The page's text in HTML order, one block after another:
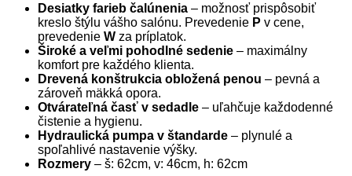
Desiatky farieb čalúnenia – možnosť prispôsobiť
kreslo štýlu vášho salónu. Prevedenie P v cene,
prevedenie W za príplatok.
Široké a veľmi pohodlné sedenie – maximálny
komfort pre každého klienta.
Drevená konštrukcia obložená penou – pevná a
zároveň mäkká opora.
Otvárateľná časť v sedadle – uľahčuje každodenné
čistenie a hygienu.
Hydraulická pumpa v štandarde – plynulé a
spoľahlivé nastavenie výšky.
Rozmery – š: 62cm, v: 46cm, h: 62cm